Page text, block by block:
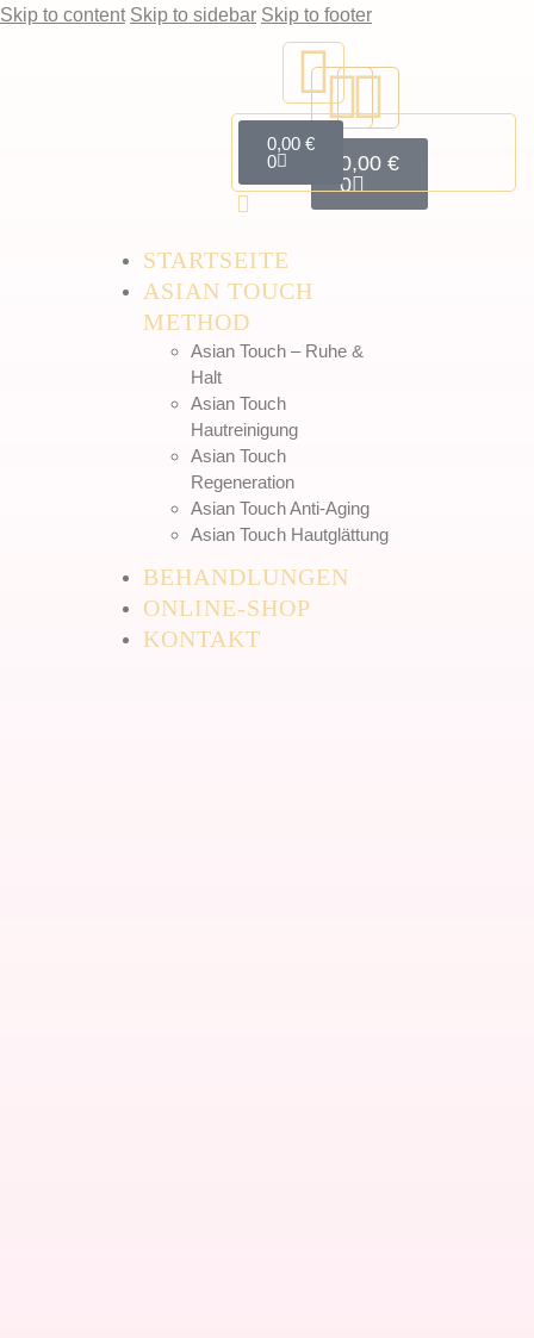
Skip to content Skip to sidebar Skip to footer
0,00€
0
STARTSEITE
ASIAN TOUCH
METHOD
Asian Touch – Ruhe &
Halt
Asian Touch
Hautreinigung
Asian Touch
Regeneration
Asian Touch Anti-Aging
Asian Touch Hautglättung
BEHANDLUNGEN
ONLINE-SHOP
KONTAKT
0,00€
0